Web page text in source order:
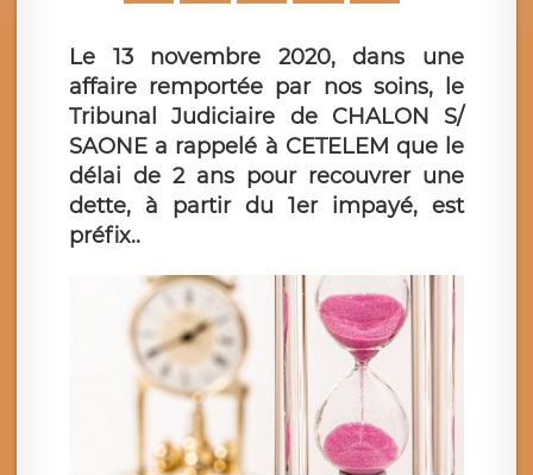
Le 13 novembre 2020, dans une
affaire remportée par nos soins, le
Tribunal Judiciaire de CHALON S/
SAONE a rappelé à CETELEM que le
délai de 2 ans pour recouvrer une
dette, à partir du 1er impayé, est
préfix..